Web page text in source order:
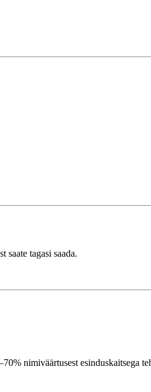
tagasi saada.
nimiväärtusest esinduskaitsega